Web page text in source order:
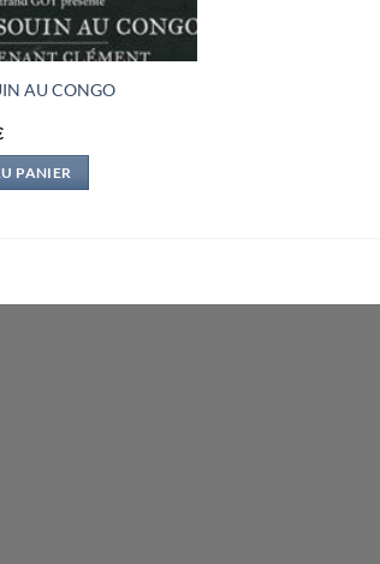
AU CONGO
Le
actuel
est :PANIER